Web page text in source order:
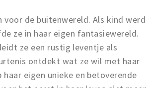
voor de buitenwereld. Als kind werd
ze in haar eigen fantasiewereld.
ze een rustig leventje als
ontdekt wat ze wil met haar
eigen unieke en betoverende